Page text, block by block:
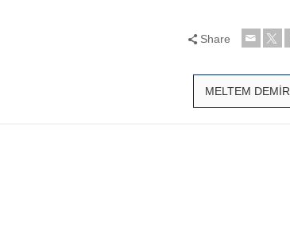
Share